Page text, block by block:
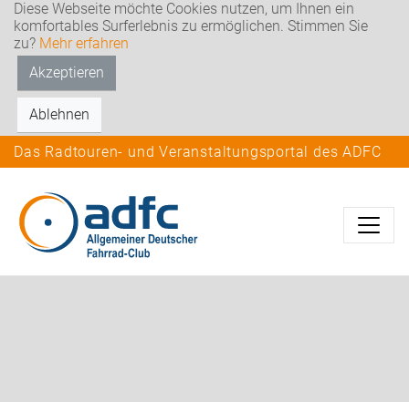
Diese Webseite möchte Cookies nutzen, um Ihnen ein
komfortables Surferlebnis zu ermöglichen. Stimmen Sie
zu? Mehr erfahren
Akzeptieren
Ablehnen
Das Radtouren- und Veranstaltungsportal des ADFC